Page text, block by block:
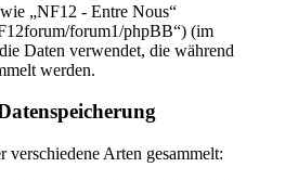
„NF12 - Entre Nous“
forum1/phpBB“) (im
Daten verwendet, die während
werden.
Arten gesammelt: